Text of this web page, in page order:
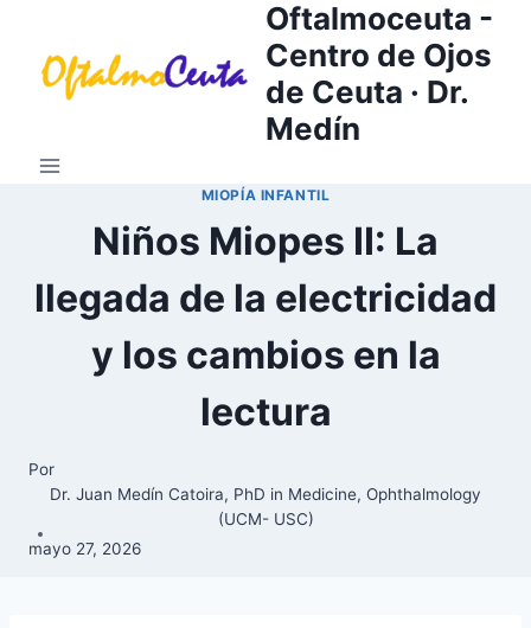
contenido
Oftalmoceuta -
Centro de Ojos
de Ceuta · Dr.
Medín
MIOPÍA INFANTIL
Niños Miopes II: La
llegada de la electricidad
y los cambios en la
lectura
Por
Dr. Juan Medín Catoira, PhD in Medicine, Ophthalmology
(UCM- USC)
mayo 27, 2026